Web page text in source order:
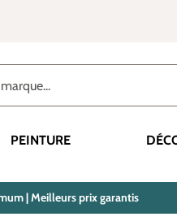
PEINTURE
| Meilleurs prix garantis